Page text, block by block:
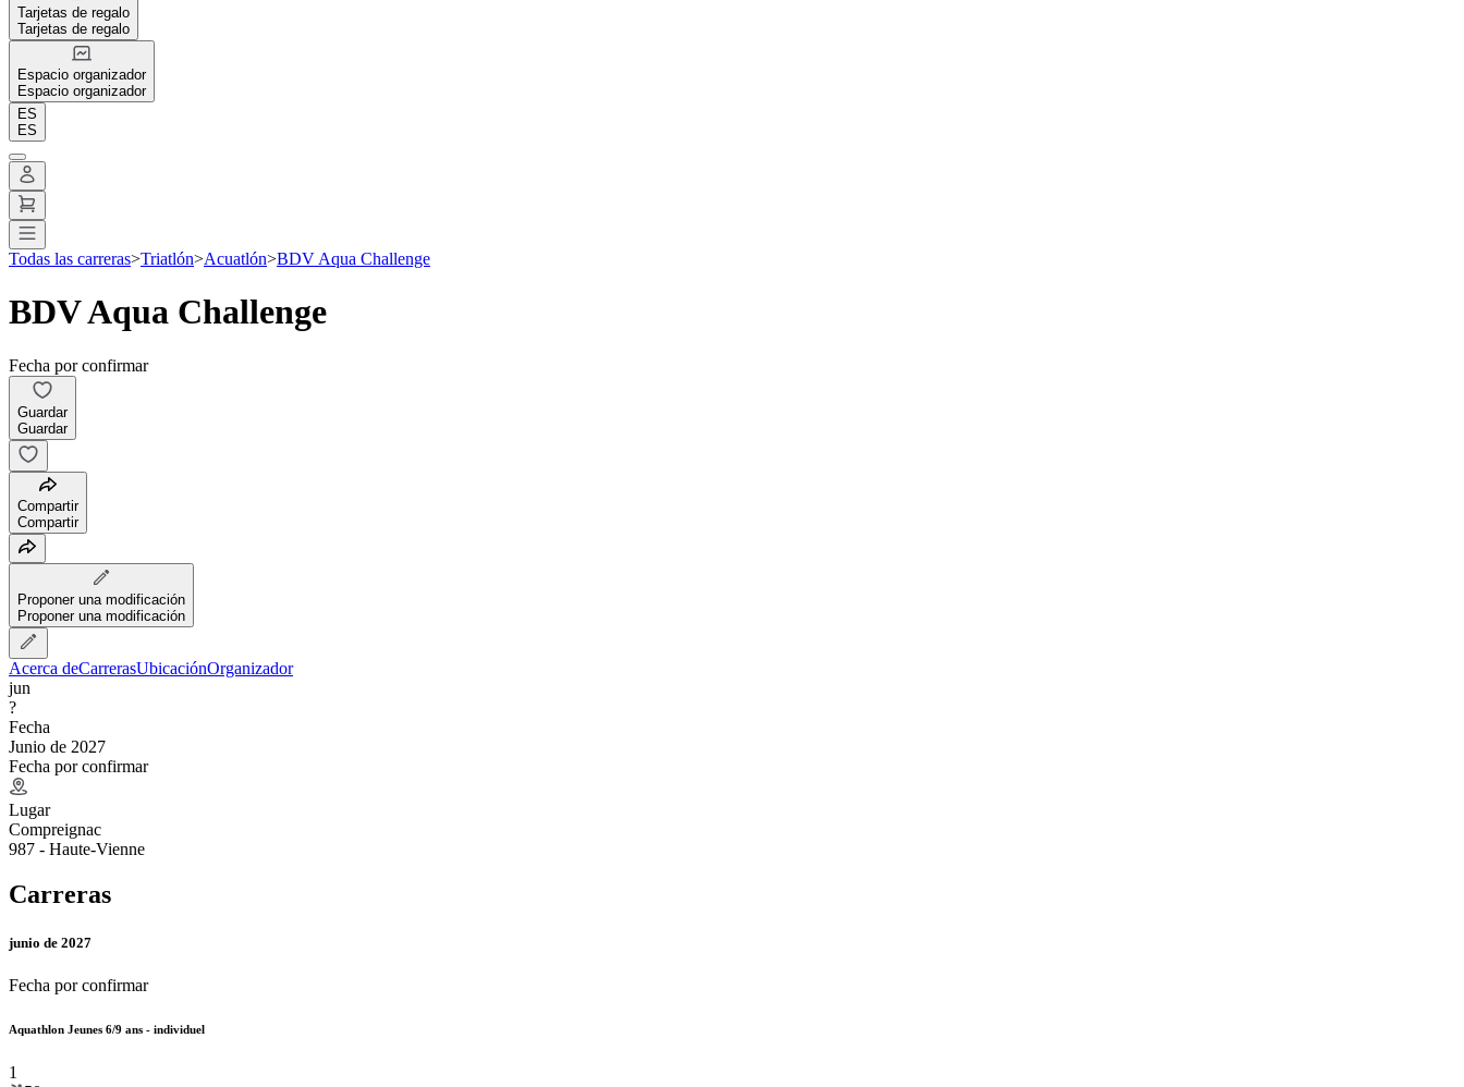
Tarjetas de regalo
Tarjetas de regalo
Espacio organizador
Espacio organizador
ES
ES
Todas las carreras>Triatlón>Acuatlón>BDV Aqua Challenge
BDV Aqua Challenge
Fecha por confirmar
Guardar
Guardar
Compartir
Compartir
Proponer una modificación
Proponer una modificación
Acerca deCarrerasUbicaciónOrganizador
jun
?
Fecha
Junio de 2027
Fecha por confirmar
Lugar
Compreignac
987 - Haute-Vienne
Carreras
junio de 2027
Fecha por confirmar
Aquathlon Jeunes 6/9 ans - individuel
1